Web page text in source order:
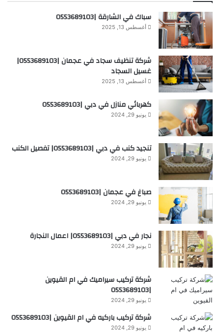
سباك في الشارقة |0553689103
أغسطس 13, 2025
شركة تنظيف سجاد في عجمان |0553689103|
غسيل السجاد
أغسطس 13, 2025
كهربائي منازل في دبي |0553689103
يونيو 29, 2024
تنجيد كنب في دبي |0553689103| تفصيل الكنب
يونيو 29, 2024
صباغ في عجمان |0553689103
يونيو 29, 2024
نجار في دبي |0553689103| اعمال النجارة
يونيو 29, 2024
شركة تركيب سيراميك في ام القيوين
|0553689103
يونيو 29, 2024
شركة تركيب باركيه في ام القيوين |0553689103
يونيو 29, 2024